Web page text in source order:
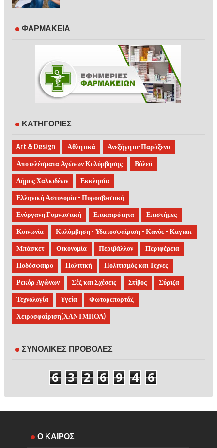
ΦΑΡΜΑΚΕΙΑ
ΚΑΤΗΓΟΡΙΕΣ
Art & Design Αθλητικά Ανεξήγητα-Παράξενα
Αποτελέσματα Αγώνων Κολύμβησης Βόλεϋ
Δήμος Χαλκιδέων Εκκλησία
Ελληνική Αστυνομία - Πυροσβεστική
Ενόργανη Γυμναστική Επικαιρότητα Επιστήμες
Κοινωνία Κολύμβηση - Υδατοσφαίριση - Κανόε - Καγιάκ
Μπάσκετ Οικονομία Περιβάλλον Περιφέρεια
Ποδόσφαιρο Πολιτική Πολιτισμός και Τέχνες
Ρεκόρ Αγώνων Σέξ και Σχέσεις Στίβος Σύριζα
Τεχνολογία Υγεία Φωτορεπορτάζ
Χειροσφαίριση(ΧΑΝΤΜΠΟΛ)
ΣΥΝΟΛΙΚΕΣ ΠΡΟΒΟΛΕΣ
6 3 2 6 9 4 6
Ο ΚΑΙΡΟΣ